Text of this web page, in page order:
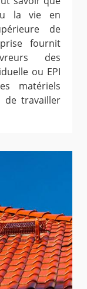
la vie en
de
fournit
des
ou EPI
matériels
de travailler